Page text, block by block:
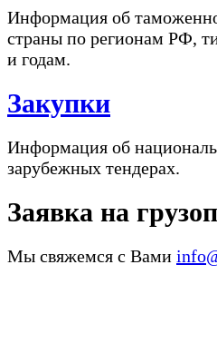
Информация об
страны по регионам РФ,
и годам.
Закупки
Информация об
зарубежных тендерах.
Заявка на
Мы свяжемся с Вами